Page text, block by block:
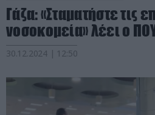
Γάζα: «Σταματήστε τις
νοσοκομεία» λέει ο
30.12.2024 | 12:50